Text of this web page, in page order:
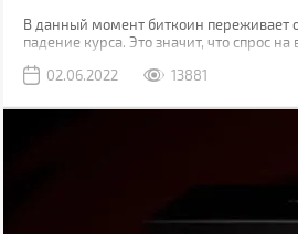
В данный момент биткоин переживает
падение курса. Это значит, что спрос
розничном рынке. Снизятся и цены на
были на 10-15% дороже цены
02.06.2022 13881